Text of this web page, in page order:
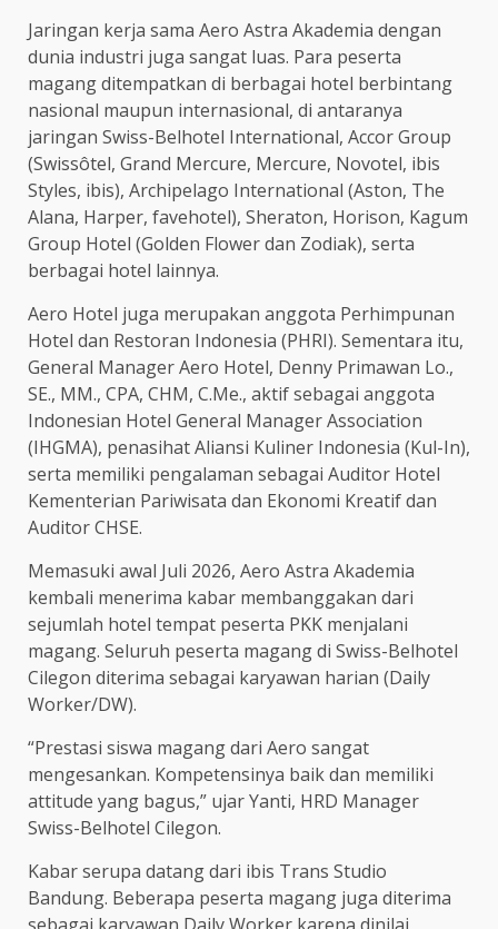
Jaringan kerja sama Aero Astra Akademia dengan
dunia industri juga sangat luas. Para peserta
magang ditempatkan di berbagai hotel berbintang
nasional maupun internasional, di antaranya
jaringan Swiss-Belhotel International, Accor Group
(Swissôtel, Grand Mercure, Mercure, Novotel, ibis
Styles, ibis), Archipelago International (Aston, The
Alana, Harper, favehotel), Sheraton, Horison, Kagum
Group Hotel (Golden Flower dan Zodiak), serta
berbagai hotel lainnya.
Aero Hotel juga merupakan anggota Perhimpunan
Hotel dan Restoran Indonesia (PHRI). Sementara itu,
General Manager Aero Hotel, Denny Primawan Lo.,
SE., MM., CPA, CHM, C.Me., aktif sebagai anggota
Indonesian Hotel General Manager Association
(IHGMA), penasihat Aliansi Kuliner Indonesia (Kul-In),
serta memiliki pengalaman sebagai Auditor Hotel
Kementerian Pariwisata dan Ekonomi Kreatif dan
Auditor CHSE.
Memasuki awal Juli 2026, Aero Astra Akademia
kembali menerima kabar membanggakan dari
sejumlah hotel tempat peserta PKK menjalani
magang. Seluruh peserta magang di Swiss-Belhotel
Cilegon diterima sebagai karyawan harian (Daily
Worker/DW).
“Prestasi siswa magang dari Aero sangat
mengesankan. Kompetensinya baik dan memiliki
attitude yang bagus,” ujar Yanti, HRD Manager
Swiss-Belhotel Cilegon.
Kabar serupa datang dari ibis Trans Studio
Bandung. Beberapa peserta magang juga diterima